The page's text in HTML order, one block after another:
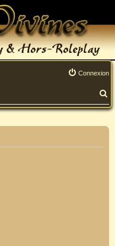
Connexion
e
c